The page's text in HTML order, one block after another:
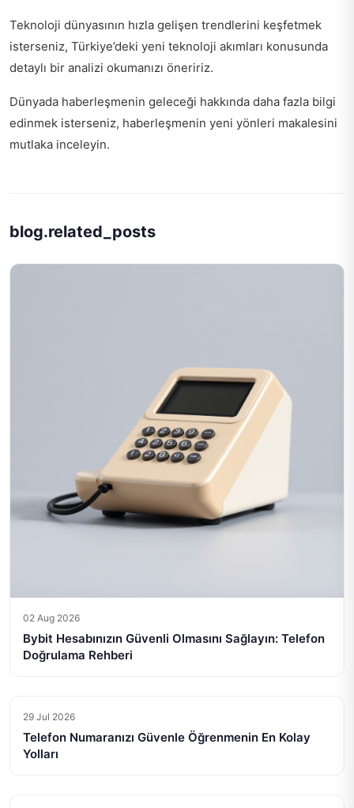
Teknoloji dünyasının hızla gelişen trendlerini keşfetmek
isterseniz, Türkiye’deki yeni teknoloji akımları konusunda
detaylı bir analizi okumanızı öneririz.
Dünyada haberleşmenin geleceği hakkında daha fazla bilgi
edinmek isterseniz, haberleşmenin yeni yönleri makalesini
mutlaka inceleyin.
blog.related_posts
02 Aug 2026
Bybit Hesabınızın Güvenli Olmasını Sağlayın: Telefon
Doğrulama Rehberi
29 Jul 2026
Telefon Numaranızı Güvenle Öğrenmenin En Kolay
Yolları